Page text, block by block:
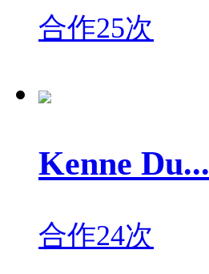
合作25次
Kenne Du...
合作24次